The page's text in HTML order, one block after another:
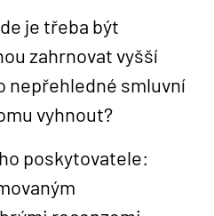
je třeba být
zahrnovat vyšší
nepřehledné smluvní
vyhnout?
poskytovatele: